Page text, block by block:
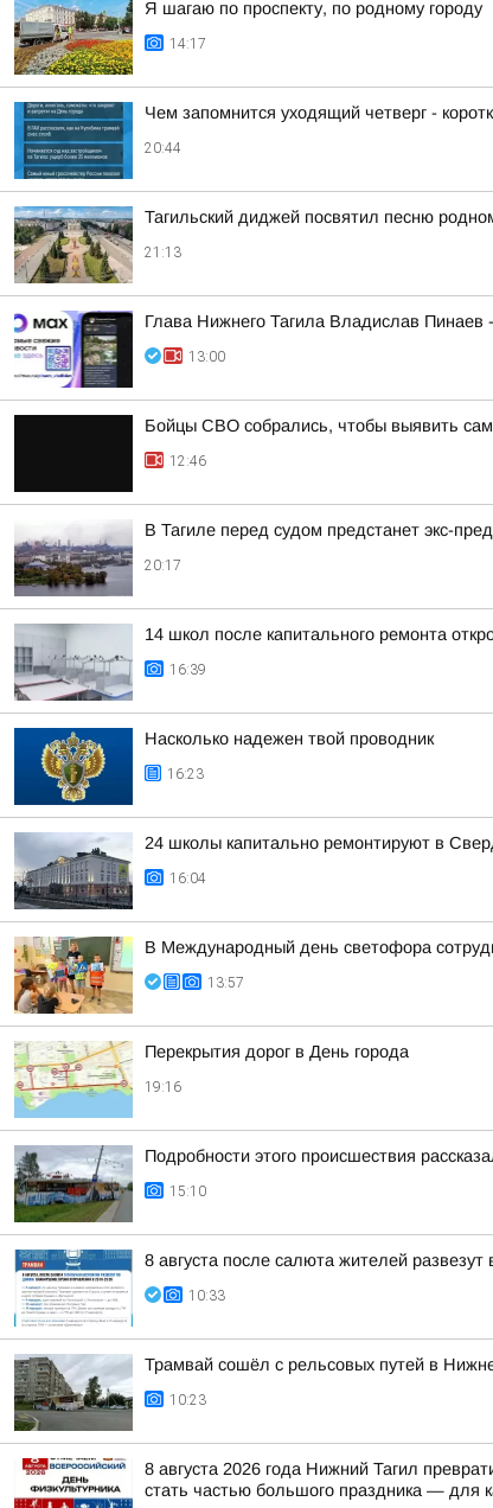
Я шагаю по проспекту, по родному городу
14:17
Чем запомнится уходящий четверг -
20:44
Тагильский диджей посвятил песню
21:13
Глава Нижнего Тагила Владислав
13:00
Бойцы СВО собрались, чтобы выявить
12:46
В Тагиле перед судом предстанет экс-
20:17
14 школ после капитального ремонта
16:39
Насколько надежен твой проводник
16:23
24 школы капитально ремонтируют в
16:04
В Международный день светофора
13:57
Перекрытия дорог в День города
19:16
Подробности этого происшествия
15:10
8 августа после салюта жителей
10:33
Трамвай сошёл с рельсовых путей в
10:23
8 августа 2026 года Нижний Тагил
стать частью большого праздника — для